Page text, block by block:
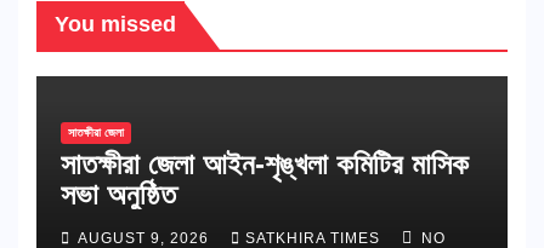
You missed
সাতক্ষীরা জেলা
সাতক্ষীরা জেলা আইন-শৃঙ্খলা কমিটির মাসিক
সভা অনুষ্ঠিত
AUGUST 9, 2026 SATKHIRA TIMES NO